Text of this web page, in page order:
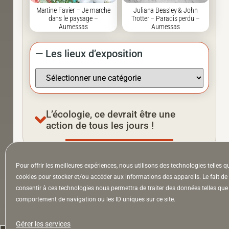
Pour offrir les meilleures expériences, nous utilisons des technologies telles
cookies pour stocker et/ou accéder aux informations des appareils. Le fait de
consentir à ces technologies nous permettra de traiter des données telles que
comportement de navigation ou les ID uniques sur ce site.
Gérer les services
Martine Favier – Je marche
dans le paysage –
Aumessas
Juliana Beasley & John
Trotter – Paradis perdu –
Aumessas
— Les lieux d’exposition
L’écologie, ce devrait être une
action de tous les jours !
À la Une Appel à auteurs Arts